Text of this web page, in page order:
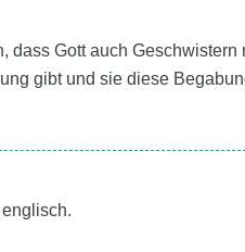
dass Gott auch
gibt und sie diese